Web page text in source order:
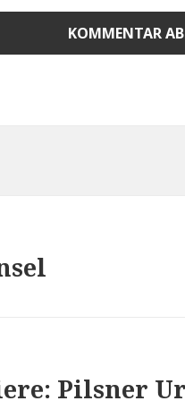
Pilsner